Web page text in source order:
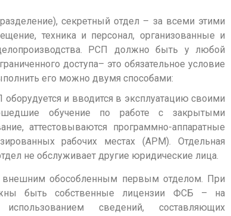
секретный отдел – за всеми этими
техника и персонал, организованные и
РСП должно быть у любой
доступа– это обязательное условие
его можно двумя способами:
и вводится в эксплуатацию своими
обучение по работе с закрытыми
аттестовываются программно-аппаратные
рабочих местах (АРМ). Отдельная
не обслуживает другие юридические лица.
внешним обособленным первым отделом. При
быть собственные лицензии ФСБ – на
сведений, составляющих